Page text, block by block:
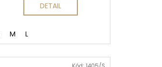
DETAIL
M L